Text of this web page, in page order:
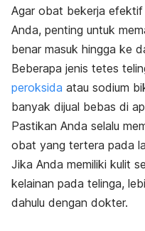
Agar obat bekerja
Anda, penting untuk
benar masuk hingga ke
Beberapa jenis tetes
peroksida atau sodium
banyak dijual bebas di
Pastikan Anda selalu
obat yang tertera pada
Jika Anda memiliki kulit
kelainan pada telinga,
dahulu dengan dokter.